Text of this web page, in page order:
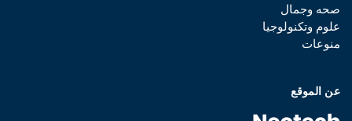
صحه وجمال
علوم وتكنولوجيا
منوعات
عن الموقع